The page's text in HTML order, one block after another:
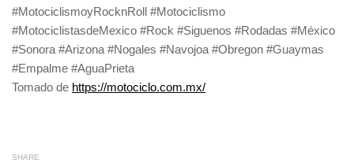
#MotociclismoyRocknRoll #Motociclismo
#MotociclistasdeMexico #Rock #Siguenos #Rodadas #México
#Sonora #Arizona #Nogales #Navojoa #Obregon #Guaymas
#Empalme #AguaPrieta
Tomado de https://motociclo.com.mx/
SHARE